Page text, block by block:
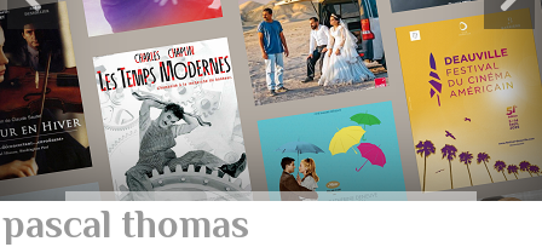
pascal thomas